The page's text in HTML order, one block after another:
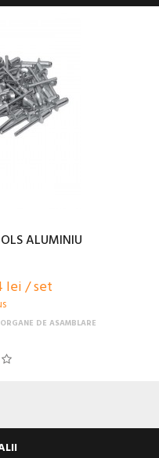
ALUMINIU
lei / set
DE ASAMBLARE